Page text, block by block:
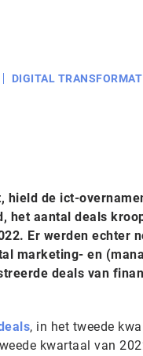
DIGITAL
hield de ict-
het aantal deals
Er werden echter
marketing- en
deals van
, in het tweede
kwartaal van